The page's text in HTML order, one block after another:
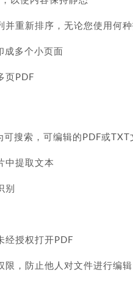
重新排序，无论您使用何
成多个小页面
页PDF
搜索，可编辑的PDF或TXT
中提取文本
别
经授权打开PDF
，防止他人对文件进行编